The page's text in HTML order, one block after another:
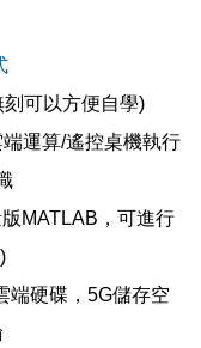
可以方便自學)
運算/遙控桌機執行
MATLAB，可進行
端硬碟，5G儲存空